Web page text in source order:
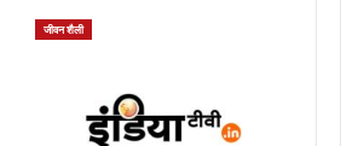
जीवन शैली